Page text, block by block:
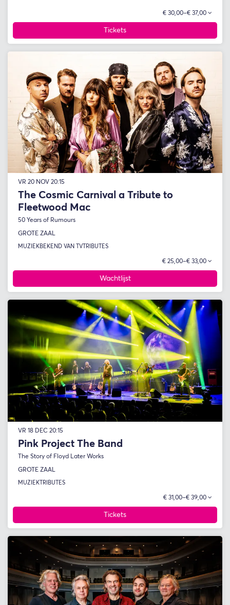
€ 30,00–€ 37,00
Tickets
The Cosmic Carnival a Tribute to
Fleetwood Mac
50 Years of Rumours
VR 20 NOV 20:15
GROTE ZAAL
MUZIEKBEKEND VAN TV TRIBUTES
€ 25,00–€ 33,00
Wachtlijst
Pink Project The Band
The Story of Floyd Later Works
VR 18 DEC 20:15
GROTE ZAAL
MUZIEK TRIBUTES
€ 31,00–€ 39,00
Tickets